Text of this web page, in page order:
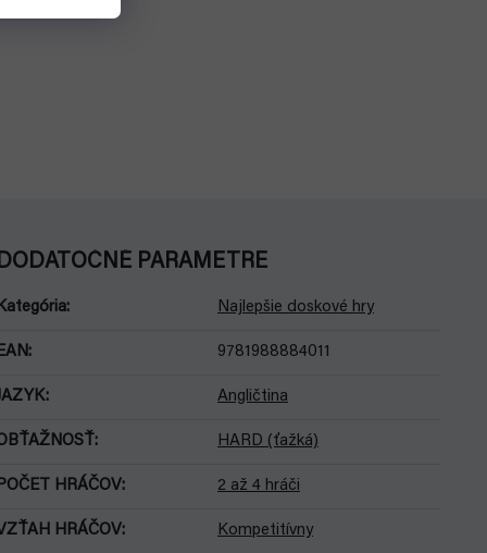
PARAMETRE
: Najlepšie doskové hry
: 9781988884011
: Angličtina
: HARD (ťažká)
HRÁČOV: 2 až 4 hráči
HRÁČOV: Kompetitívny